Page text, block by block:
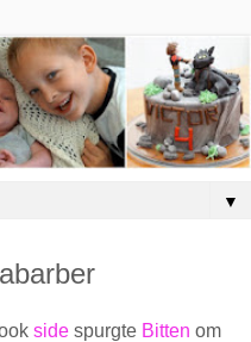
▼
side spurgte Bitten om